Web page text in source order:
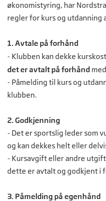
økonomistyring, har
regler for kurs og utdanning
1. Avtale på forhånd
- Klubben kan dekke
det er avtalt på forhånd
- Påmelding til kurs og
klubben.
2. Godkjenning
- Det er sportslig leder som
og kan dekkes helt eller
- Kursavgift eller andre
dette er avtalt og godkjent i
3. Påmelding på egenhånd